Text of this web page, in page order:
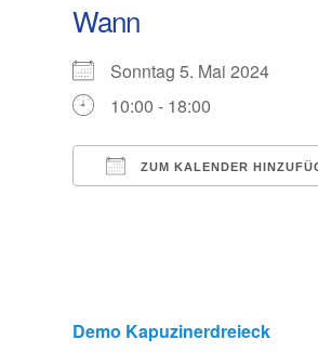
Wann
Sonntag 5. Mai 2024
10:00 - 18:00
ZUM KALENDER
Demo Kapuzinerdreieck